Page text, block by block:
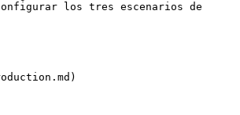
los tres escenarios de